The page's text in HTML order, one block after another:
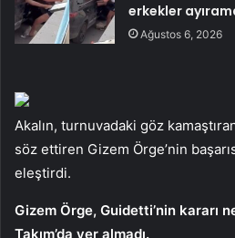
erkekler
Ağustos 6, 2026
Akalın, turnuvadaki göz
söz ettiren Gizem Örge’nin
eleştirdi.
Gizem Örge, Guidetti’nin kararı
Takım’da yer almadı.